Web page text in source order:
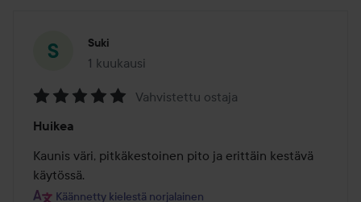
Suki
1 kuukausi
Viesti luotiin 1 kuukausi
5
/
5
Vahvistettu ostaja
Huikea
Kaunis väri, pitkäkestoinen pito ja erittäin kestävä
käytössä.
Käännetty kielestä norjalainen